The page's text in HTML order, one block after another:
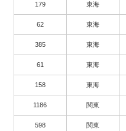
179 東海
62 東海
385 東海
61 東海
158 東海
1186 関東
598 関東